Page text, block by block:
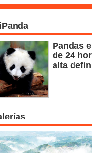
Pandas
de 24
alta